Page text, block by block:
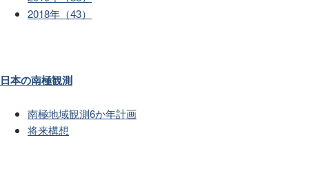
2018年（43）
日本の南極観測
南極地域観測6か年計画
将来構想